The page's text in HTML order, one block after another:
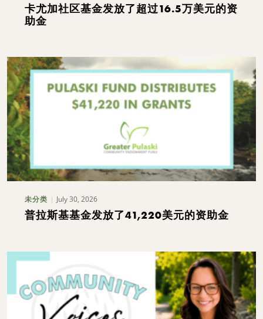
卡尤加社区基金发放了超过16.5万美元的资
助金
未分类 July 30, 2026
普拉斯基基金发放了41,220美元的资助金